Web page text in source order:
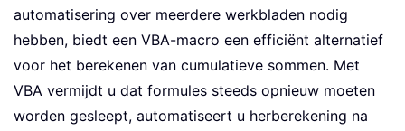
automatisering over meerdere werkbladen nodig
hebben, biedt een VBA-macro een efficiënt alternatief
voor het berekenen van cumulatieve sommen. Met
VBA vermijdt u dat formules steeds opnieuw moeten
worden gesleept, automatiseert u herberekening na